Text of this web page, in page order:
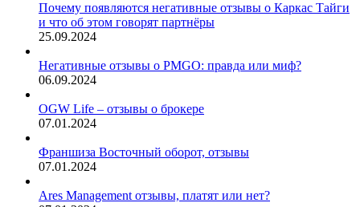
Почему появляются негативные отзывы о Каркас Тайги
и что об этом говорят партнёры
25.09.2024
Негативные отзывы о PMGO: правда или миф?
06.09.2024
OGW Life – отзывы о брокере
07.01.2024
Франшиза Восточный оборот, отзывы
07.01.2024
Ares Management отзывы, платят или нет?